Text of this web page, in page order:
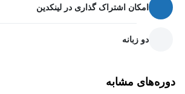
مشخص کردن افق
مشخص کردن گسل
این دوره برای چه کسانی مناسب است؟
امکان اشتراک گذاری در لینکدین
دو زبانه
دوره‌های مشابه